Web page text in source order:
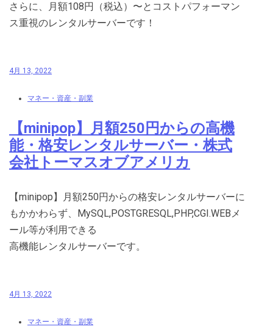
さらに、月額108円（税込）〜とコストパフォーマン
ス重視のレンタルサーバーです！
4月 13, 2022
マネー・資産・副業
【minipop】月額250円からの高機
能・格安レンタルサーバー・株式
会社トーマスオブアメリカ
【minipop】月額250円からの格安レンタルサーバーに
もかかわらず、MySQL,POSTGRESQL,PHP,CGI.WEBメ
ール等が利用できる
高機能レンタルサーバーです。
4月 13, 2022
マネー・資産・副業